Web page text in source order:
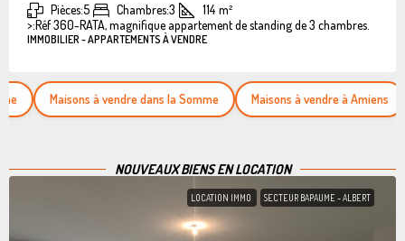
Pièces:5 Chambres:3 114 m²
>:Réf 360-RATA, magnifique appartement de standing de 3 chambres.
IMMOBILIER - APPARTEMENTS À VENDRE
Maisons à vendre dans la Somme Maisons à vendre à Amiens
NOUVEAUX BIENS EN LOCATION
LOCATION IMMO SECTEUR BAPAUME - ALBERT